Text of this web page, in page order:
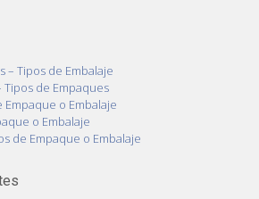
– Tipos de Embalaje
Tipos de Empaques
Empaque o Embalaje
o Embalaje
de Empaque o Embalaje